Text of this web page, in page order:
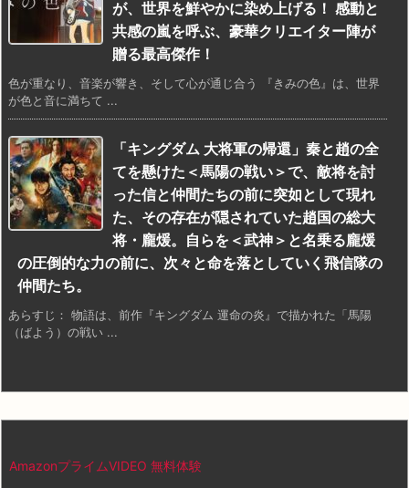
が、世界を鮮やかに染め上げる！ 感動と
共感の嵐を呼ぶ、豪華クリエイター陣が
贈る最高傑作！
色が重なり、音楽が響き、そして心が通じ合う 『きみの色』は、世界
が色と音に満ちて ...
「キングダム 大将軍の帰還」秦と趙の全
てを懸けた＜馬陽の戦い＞で、敵将を討
った信と仲間たちの前に突如として現れ
た、その存在が隠されていた趙国の総大
将・龐煖。自らを＜武神＞と名乗る龐煖
の圧倒的な力の前に、次々と命を落としていく飛信隊の
仲間たち。
あらすじ： 物語は、前作『キングダム 運命の炎』で描かれた「馬陽
（ばよう）の戦い ...
AmazonプライムVIDEO 無料体験